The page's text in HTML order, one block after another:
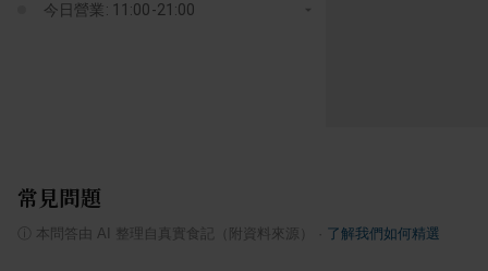
今日營業: 11:00-21:00
常見問題
本問答由 AI 整理自真實食記（附資料來源） 了解我們如何精選